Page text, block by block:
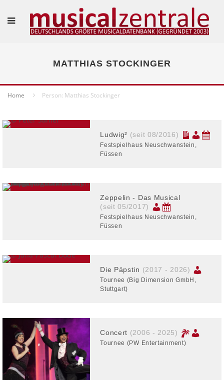
MATTHIAS STOCKINGER
Home Person: Matthias Stockinger
Ludwig² (seit 08/2016)
Festspielhaus Neuschwanstein,
Füssen
Zeppelin - Das Musical
(seit 05/2017)
Festspielhaus Neuschwanstein,
Füssen
Die Päpstin (2017 - 2026)
Tournee (Big Dimension GmbH,
Stuttgart)
Concert (2006 - 2025)
Tournee (PW Entertainment)